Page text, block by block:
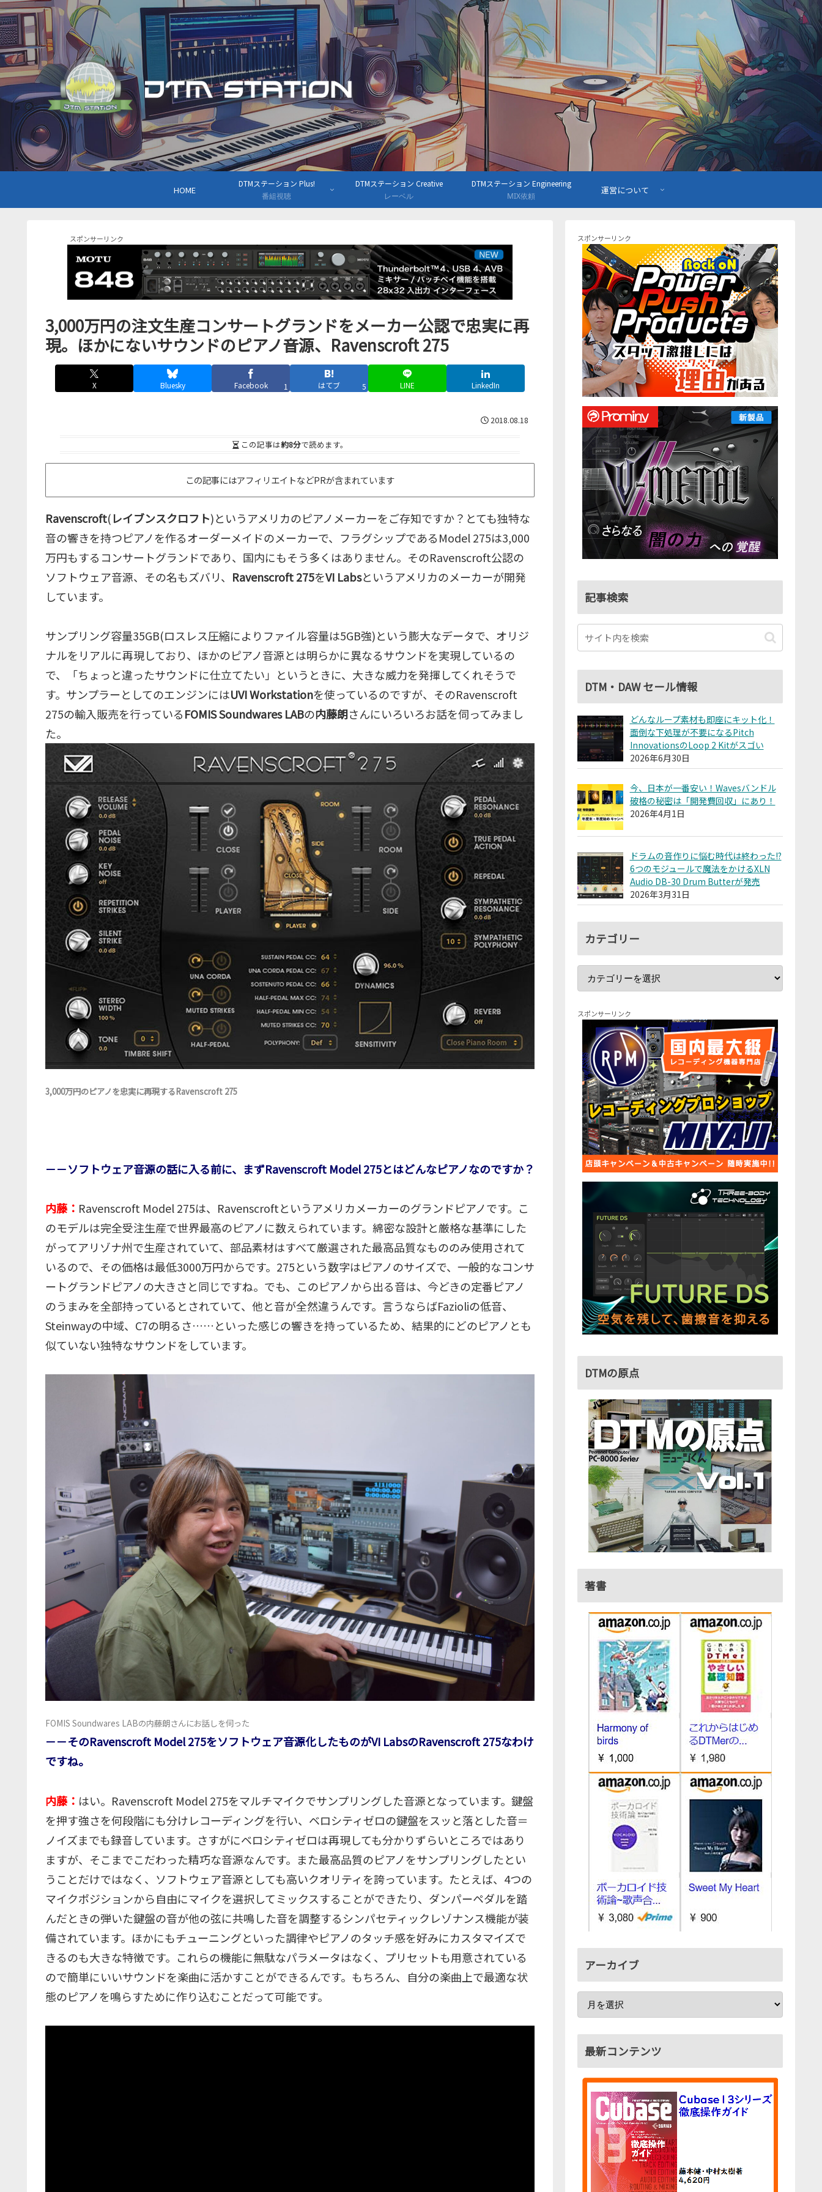
HOME
DTMステーション Plus!
番組視聴
DTMステーション Creative
レーベル
DTMステーション Engineering
MIX依頼
運営について
スポンサーリンク
3,000万円の注文生産コンサートグランドをメーカー公認で忠実に再
現。ほかにないサウンドのピアノ音源、Ravenscroft 275
X Bluesky Facebook 1 はてブ 5 LINE LinkedIn
2018.08.18
この記事は約8分で読めます。
この記事にはアフィリエイトなどPRが含まれています
Ravenscroft(レイブンスクロフト)というアメリカのピアノメーカーをご存知ですか？とても独特な
音の響きを持つピアノを作るオーダーメイドのメーカーで、フラグシップであるModel 275は3,000
万円もするコンサートグランドであり、国内にもそう多くはありません。そのRavenscroft公認の
ソフトウェア音源、その名もズバリ、 Ravenscroft 275をVI Labsというアメリカのメーカーが開発
しています。
サンプリング容量35GB(ロスレス圧縮によりファイル容量は5GB強)という膨大なデータで、オリジ
ナルをリアルに再現しており、ほかのピアノ音源とは明らかに異なるサウンドを実現しているの
で、「ちょっと違ったサウンドに仕立てたい」というときに、大きな威力を発揮してくれそうで
す。サンプラーとしてのエンジンにはUVI Workstationを使っているのですが、そのRavenscroft
275の輸入販売を行っているFOMIS Soundwares LABの内藤朗さんにいろいろお話を伺ってみまし
た。
3,000万円のピアノを忠実に再現するRavenscroft 275
－－ソフトウェア音源の話に入る前に、まずRavenscroft Model 275とはどんなピアノなのですか？
内藤： Ravenscroft Model 275は、Ravenscroftというアメリカメーカーのグランドピアノです。こ
のモデルは完全受注生産で世界最高のピアノに数えられています。綿密な設計と厳格な基準にした
がってアリゾナ州で生産されていて、部品素材はすべて厳選された最高品質なもののみ使用されて
いるので、その価格は最低3000万円からです。275という数字はピアノのサイズで、一般的なコンサ
ートグランドピアノの大きさと同じですね。でも、このピアノから出る音は、今どきの定番ピアノ
のうまみを全部持っているとされていて、他と音が全然違うんです。言うならばFazioliの低音、
Steinwayの中域、C7の明るさ……といった感じの響きを持っているため、結果的にどのピアノとも
似ていない独特なサウンドをしています。
FOMIS Soundwares LABの内藤朗さんにお話しを伺った
－－そのRavenscroft Model 275をソフトウェア音源化したものがVI LabsのRavenscroft 275なわけ
ですね。
内藤： はい。Ravenscroft Model 275をマルチマイクでサンプリングした音源となっています。鍵盤
を押す強さを何段階にも分けレコーディングを行い、ベロシティゼロの鍵盤をスッと落とした音＝
ノイズまでも録音しています。さすがにベロシティゼロは再現しても分かりずらいところではあり
ますが、そこまでこだわった精巧な音源なんです。また最高品質のピアノをサンプリングしたとい
うことだけではなく、ソフトウェア音源としても高いクオリティを誇っています。たとえば、4つの
マイクポジションから自由にマイクを選択してミックスすることができたり、ダンパーペダルを踏
んだときの弾いた鍵盤の音が他の弦に共鳴した音を調整するシンパセティックレゾナンス機能が装
備されています。ほかにもチューニングといった調律やピアノのタッチ感を好みにカスタマイズで
きるのも大きな特徴です。これらの機能に無駄なパラメータはなく、プリセットも用意されている
ので簡単にいいサウンドを楽曲に活かすことができるんです。もちろん、自分の楽曲上で最適な状
態のピアノを鳴らすために作り込むことだって可能です。
スポンサーリンク
記事検索
DTM・DAW セール情報
どんなループ素材も即座にキット化！
面倒な下処理が不要になるPitch
InnovationsのLoop 2 Kitがスゴい
2026年6月30日
今、日本が一番安い！Wavesバンドル
破格の秘密は「開発費回収」にあり！
2026年4月1日
ドラムの音作りに悩む時代は終わった!?
6つのモジュールで魔法をかけるXLN
Audio DB-30 Drum Butterが発売
2026年3月31日
カテゴリー
スポンサーリンク
DTMの原点
著書
アーカイブ
最新コンテンツ